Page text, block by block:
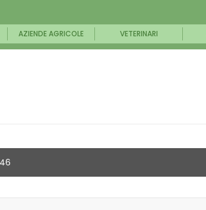
AZIENDE AGRICOLE VETERINARI